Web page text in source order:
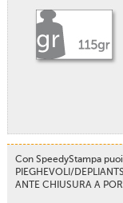
Con SpeedyStampa
PIEGHEVOLI/
ANTE CHIUSURA A